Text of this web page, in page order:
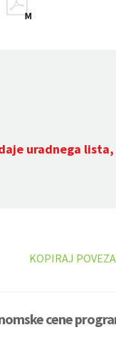
uradnega
KOPIRAJ
cene